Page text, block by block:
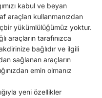
kabul ve beyan
araçları kullanmanızdan
yükümlülüğümüz yoktur.
araçların tarafınızca
bağlıdır ve ilgili
sağlanan araçların
emin olmanız
yeni özellikler